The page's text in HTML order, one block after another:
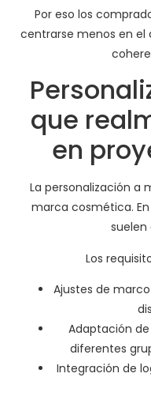
Por eso los
centrarse menos en el
que
en
La personalización a
marca cosmética.
suelen
Los
Ajustes de
Adaptación
diferentes
Integración de